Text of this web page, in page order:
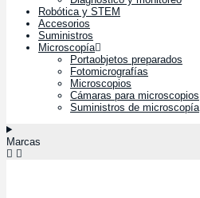
Robótica y STEM
Accesorios
Suministros
Microscopía
Portaobjetos preparados
Fotomicrografías
Microscopios
Cámaras para microscopios
Suministros de microscopía
Marcas